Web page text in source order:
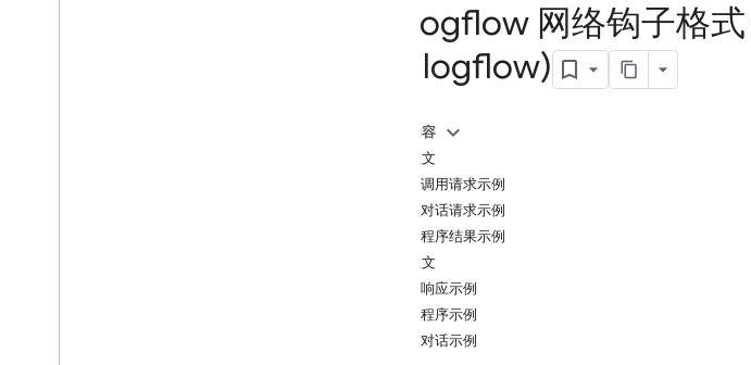
Dialogflow 网络钩子格
(Dialogflow)
本页内容
请求正文
简单调用请求示例
简单对话请求示例
帮助程序结果示例
响应正文
简单响应示例
帮助程序示例
结束对话示例